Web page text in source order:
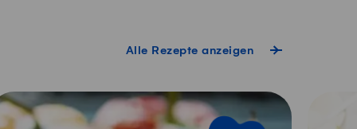
Alle Rezepte anzeigen